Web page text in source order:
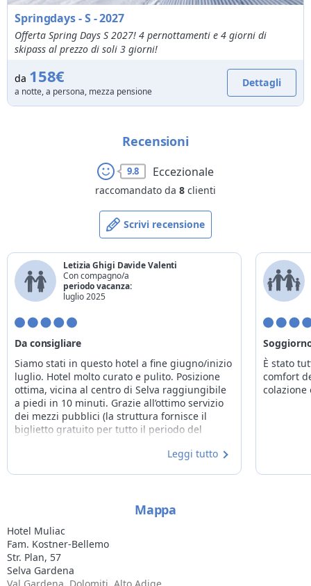
Springdays - S - 2027
Offerta Spring Days S 2027! 4 pernottamenti e 4 giorni di
skipass al prezzo di soli 3 giorni!
da 158€
a notte, a persona, mezza pensione
Dettagli
Recensioni
9.8 Eccezionale
raccomandato da 8 clienti
Scrivi recensione
Letizia Ghigi Davide Valenti
Con compagno/a
periodo vacanza:
luglio 2025
Da consigliare
Siamo stati in questo hotel a fine giugno/inizio
luglio. Hotel molto curato e pulito. Posizione
ottima, vicina al centro di Selva raggiungibile
a piedi in 10 minuti. Grazie all’ottimo servizio
dei mezzi pubblici (la struttura fornisce il
biglietto gratuito per tutto il periodo del
utilizzare la nostra auto, lasciata nel comodo e
sentieri e attività da svolgere. Cibo ottimo e
cena a portate (abbiamo trovato forse un po'
eccessivo 4€ ogni bottiglia di acqua
consumata). Noi soggiornavamo in una
camera Classic con balcone, pulita e fornita di
Leggi tutto
È stato
comfort
colazione
Mappa
Hotel Muliac
Fam. Kostner-Bellemo
Str. Plan, 57
Selva Gardena